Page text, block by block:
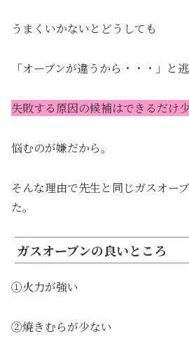
うまくいかないとどうしても
「オーブンが違うから・・・」と
失敗する原因の候補はできるだけ
悩むのが嫌だから。
そんな理由で先生と同じガスオー
た。
ガスオーブンの良いところ
①火力が強い
②焼きむらが少ない